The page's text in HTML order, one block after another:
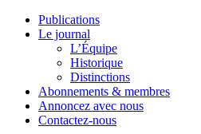
Publications
Le journal
L’Équipe
Historique
Distinctions
Abonnements & membres
Annoncez avec nous
Contactez-nous